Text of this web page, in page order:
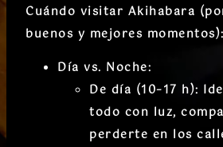
Cuándo visitar Akihabara
buenos y mejores momentos):
Día vs. Noche:
De día (10–17 h):
todo con luz,
perderte en los